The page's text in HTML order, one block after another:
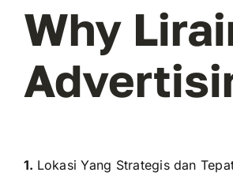
Why
1. Lokasi Yang Strategis dan